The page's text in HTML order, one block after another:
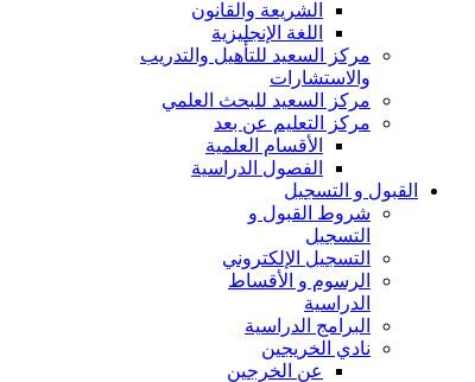
الشريعة والقانون
اللغة الإنجليزية
مركز السعيد للتأهيل والتدريب
والاستشارات
مركز السعيد للبحث العلمي
مركز التعليم عن بعد
الأقسام العلمية
الفصول الدراسية
القبول و التسجيل
شروط القبول و
التسجيل
التسجيل الإلكتروني
الرسوم و الأقساط
الدراسية
البرامج الدراسية
نادي الخريجين
عن الخرجين